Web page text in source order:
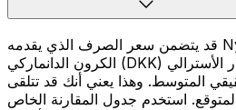
قد يتضمن سعر الصرف الذي يقدمه Nykredit Bank لتحويل
الكرون الدانماركي (DKK) إلى الدولار الأسترالي (AUD) هامشًا
المتوسط. وهذا يعني أنك قد تتلقى
استخدم جدول المقارنة الخاص